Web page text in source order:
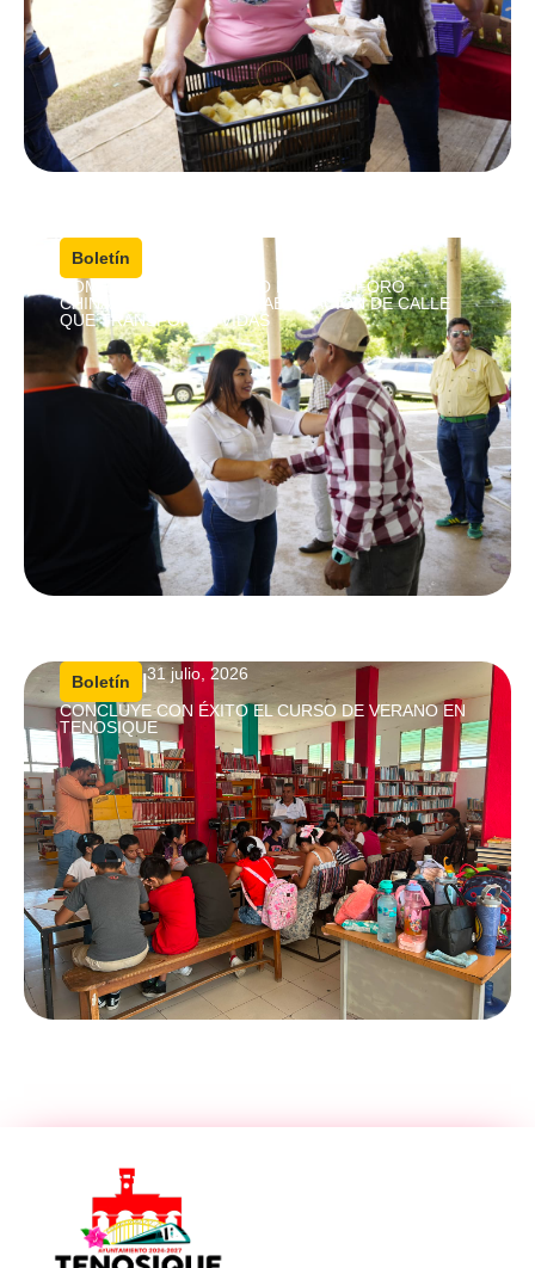
Boletín
COMPROMISO CUMPLIDO EN CRISÓFORO
CHIÑAS; ENTREGAN REHABILITACIÓN DE CALLE
QUE TRANSFORMA VIDAS
Boletín |31 julio, 2026
CONCLUYE CON ÉXITO EL CURSO DE VERANO EN
TENOSIQUE